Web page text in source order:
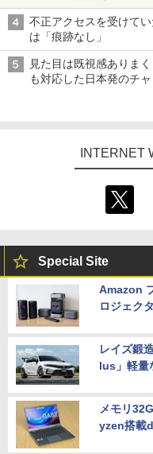
も、持ち替えずに書き
不正アクセスを受けて
は「痕跡なし」
見た目は既視感ありま
も対応した日本発のチ
INTERNET
Special Site
Amazon
ロジェク
レイズ鍛
lus」軽量
メモリ
yzen搭載